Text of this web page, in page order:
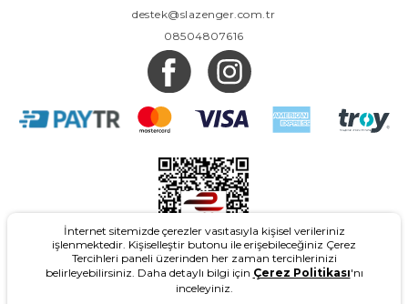
destek@slazenger.com.tr
08504807616
- Slazenger.com.tr - Tüm Hakları Saklıdır.
İnternet sitemizde çerezler vasıtasıyla kişisel verileriniz
işlenmektedir. Kişiselleştir butonu ile erişebileceğiniz Çerez
Tercihleri paneli üzerinden her zaman tercihlerinizi
belirleyebilirsiniz. Daha detaylı bilgi için Çerez Politikası'nı
inceleyiniz.